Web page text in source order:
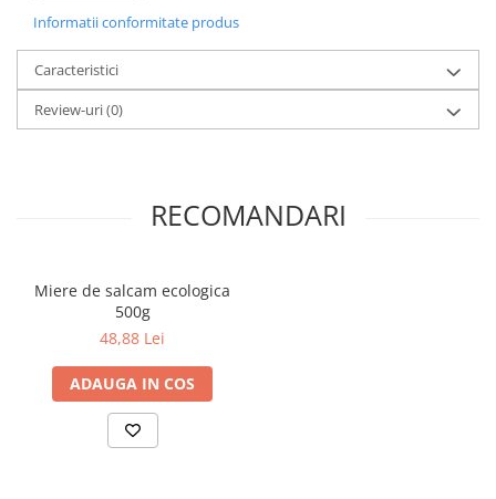
Senzatii/Thriller
SF & Fantasy
Teatru
Teens Book Club
Adezivi si benzi adezive
Accesorii Arhivare
Hartie si Accesorii
Instrumente de scris
Organizare si Arhivare
insarcinate ;
Intareste sistemul imunitar ;
Nu provoaca reactii alergice;
Stimuleaza pofta de mancare ;
Echilibreaza procesul de digestie ;
Amelioreaza tusea si iritatiile gatului ;
Informatii conformitate produs
Caracteristici
Review-uri(0)
RECOMANDARI
Miere de salcam ecologica
500g
48,88 Lei
ADAUGA IN COS